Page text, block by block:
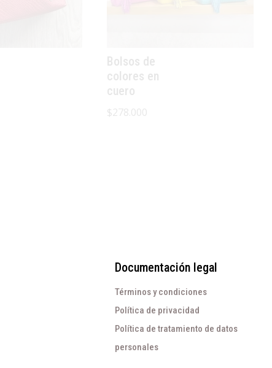
Bolsos de
colores en
cuero
$278.000
Documentación legal
Términos y condiciones
Política de privacidad
Política de tratamiento de datos
personales